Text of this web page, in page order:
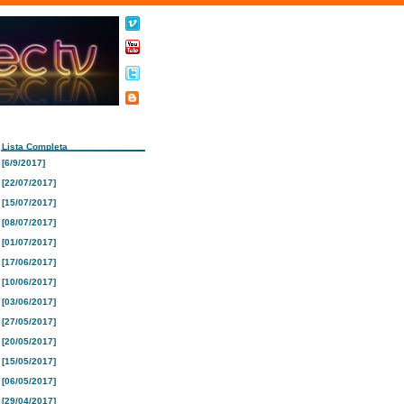
Lista Completa
[6/9/2017]
[22/07/2017]
[15/07/2017]
[08/07/2017]
[01/07/2017]
[17/06/2017]
[10/06/2017]
[03/06/2017]
[27/05/2017]
[20/05/2017]
[15/05/2017]
[06/05/2017]
[29/04/2017]